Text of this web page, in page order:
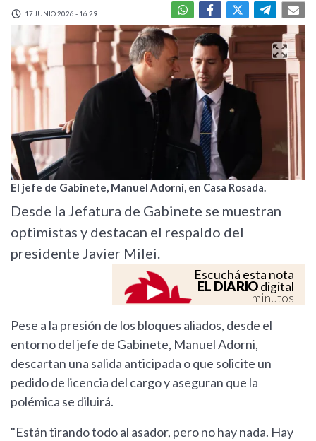
17 JUNIO 2026 - 16:29
El jefe de Gabinete, Manuel Adorni, en Casa Rosada.
Desde la Jefatura de Gabinete se muestran
optimistas y destacan el respaldo del
presidente Javier Milei.
Escuchá esta nota
EL DIARIOdigital
minutos
Pese a la presión de los bloques aliados, desde el
entorno del jefe de Gabinete, Manuel Adorni,
descartan una salida anticipada o que solicite un
pedido de licencia del cargo y aseguran que la
polémica se diluirá.
"Están tirando todo al asador, pero no hay nada. Hay